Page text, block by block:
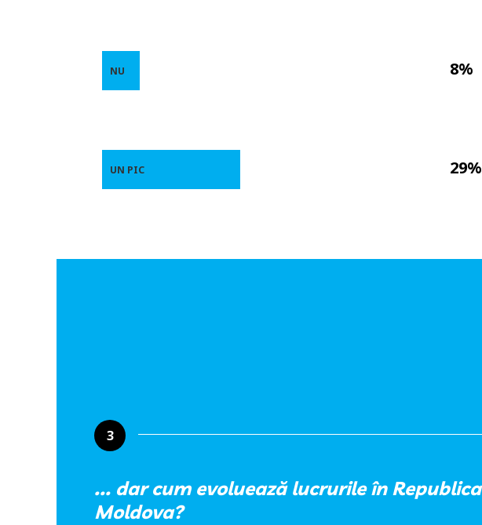
8%
29%
NU
UN PIC
3
... dar cum evoluează lucrurile în Republica
Moldova?